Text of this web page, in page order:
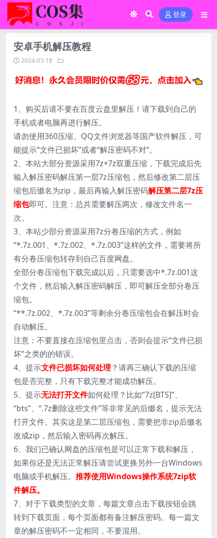
登录
安卓手机解压教程
2024-03-18
1、购买后请不要在百度云盘里解压！请下载到自己的
手机或者电脑再进行解压。
请勿使用360压缩、QQ文件浏览器等国产软件解压，可
能提示“文件已损坏”或者“解压密码不对”。
2、本站大部分资源采用7z+7z双重压缩，下载完成后先
输入解压密码解压第一层7z压缩包，然后修改第二层压
缩包后缀名为zip，最后再输入解压密码解压第二层7z压
缩包即可。注意：总共需要解压两次，修改文件名一
次。
3、本站少部分资源采用7z分卷压缩的方式，例如
“*.7z.001、*.7z.002、*.7z.003”这样的文件，需要将所
有分卷压缩包转存到自己百度网盘。
全部分卷压缩包下载完成以后，只需要选中*.7z.001这
个文件，然后输入解压密码解压，即可解压全部分卷压
缩包。
“**.7z.002、*.7z.003”等剩余分卷压缩包会在解压时会
自动解压。
注意：不要直接在压缩包里点击，否则会提示“文件已损
坏”之类的的错误。
4、提示文件已损坏如何处理？请再三确认下载的压缩
包是否完整，只有下载完整才能成功解压。
5、提示无法打开文件如何处理？比如“7z[BTS]”、
“bts”、“.7z删除这些文件”等非常见的后缀名，提示无法
打开文件。其实这是第二层压缩包，需要把非zip后缀名
改成zip，然后输入密码再次解压。
6、我们已确认网盘的压缩包是可以正常下载和解压，
如果你还是无法正常解压请尝试更换另外一台Windows
电脑或手机解压。 推荐使用Windows操作系统7zip软
件解压。
7、对于下载类型的文章，每篇文章点击下载按钮会跳
转到下载页面，每个页面都有备注解压密码。每一篇文
章的解压密码不一定相同，不要混用。